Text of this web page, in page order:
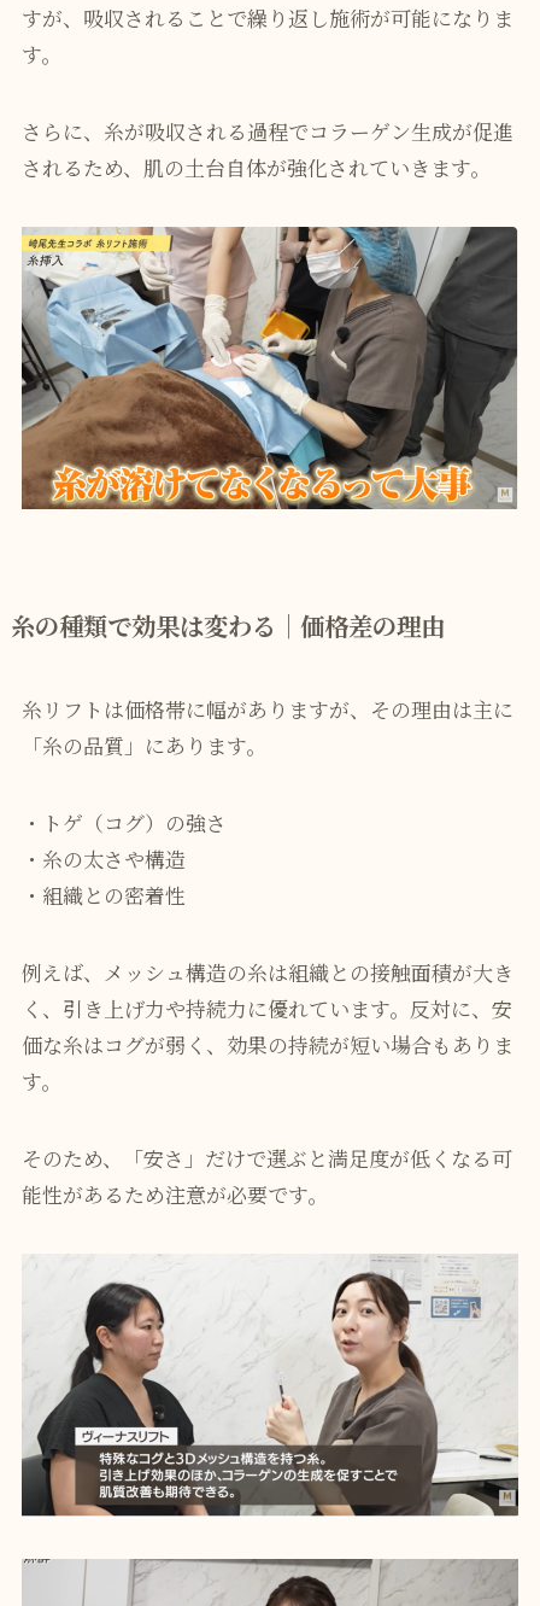
すが、吸収されることで繰り返し施術が可能になりま
す。
さらに、糸が吸収される過程でコラーゲン生成が促進
されるため、肌の土台自体が強化されていきます。
糸の種類で効果は変わる｜価格差の理由
糸リフトは価格帯に幅がありますが、その理由は主に
「糸の品質」にあります。
・トゲ（コグ）の強さ
・糸の太さや構造
・組織との密着性
例えば、メッシュ構造の糸は組織との接触面積が大き
く、引き上げ力や持続力に優れています。反対に、安
価な糸はコグが弱く、効果の持続が短い場合もありま
す。
そのため、「安さ」だけで選ぶと満足度が低くなる可
能性があるため注意が必要です。